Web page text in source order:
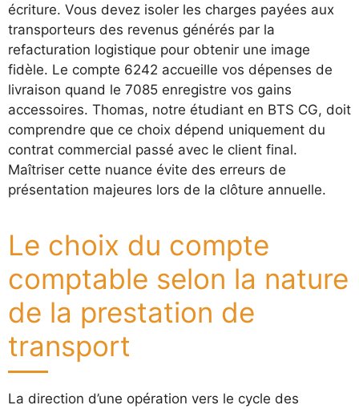
écriture. Vous devez isoler les charges payées aux
transporteurs des revenus générés par la
refacturation logistique pour obtenir une image
fidèle. Le compte 6242 accueille vos dépenses de
livraison quand le 7085 enregistre vos gains
accessoires. Thomas, notre étudiant en BTS CG, doit
comprendre que ce choix dépend uniquement du
contrat commercial passé avec le client final.
Maîtriser cette nuance évite des erreurs de
présentation majeures lors de la clôture annuelle.
Le choix du compte
comptable selon la nature
de la prestation de
transport
La direction d’une opération vers le cycle des